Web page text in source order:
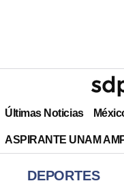
Últimas Noticias
ASPIRANTE UNAM
DEPORTES